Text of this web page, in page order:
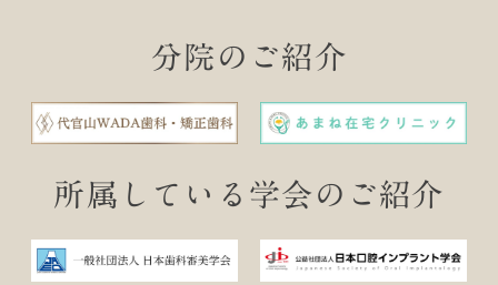
分院のご紹介
所属している学会のご紹介